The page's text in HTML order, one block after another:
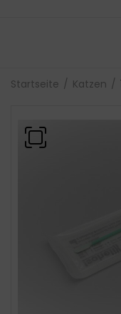
Startseite Katzen